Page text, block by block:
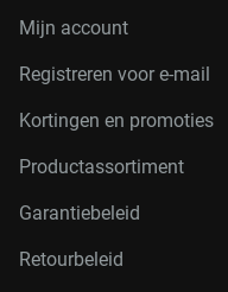
Mijn account
Registreren voor e-mail
Kortingen en promoties
Productassortiment
Garantiebeleid
Retourbeleid